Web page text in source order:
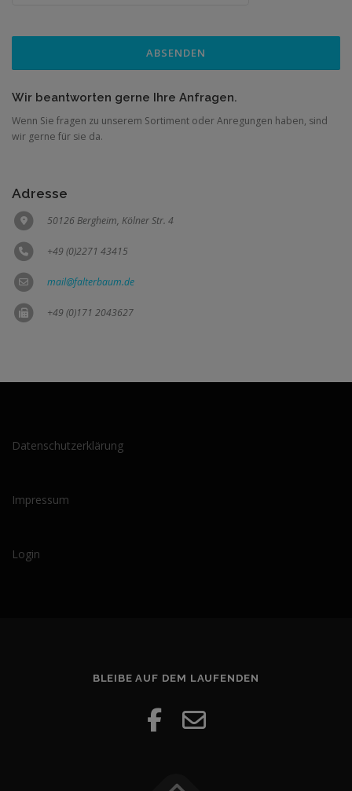
ABSENDEN
Wir beantworten gerne Ihre Anfragen.
Wenn Sie fragen zu unserem Sortiment oder Anregungen haben, sind
wir gerne für sie da.
Adresse
50126 Bergheim, Kölner Str. 4
+49 (0)2271 43415
mail@falterbaum.de
+49 (0)171 2043627
Datenschutzerklärung
Impressum
Login
BLEIBE AUF DEM LAUFENDEN